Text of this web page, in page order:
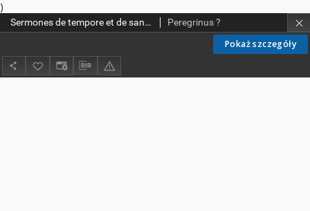
)
Pokaż szczegóły
Sermones de tempore et de sanctis Peregrinus ?